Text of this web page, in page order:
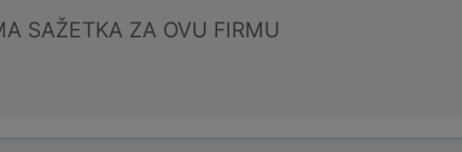
SAŽETKA ZA OVU FIRMU